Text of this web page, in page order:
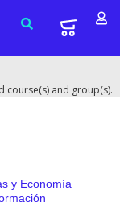
course(s) and group(s).
y Economía